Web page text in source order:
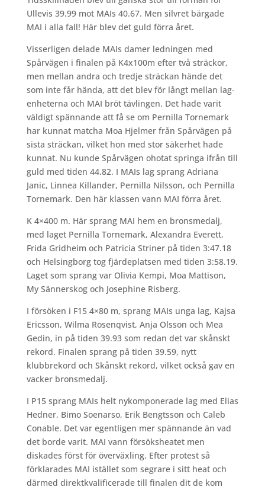
Ullevis 39.99 mot MAIs 40.67. Men silvret bärgade
MAI i alla fall! Här blev det guld förra året.
Visserligen delade MAIs damer ledningen med
Spårvägen i finalen på K4x100m efter två sträckor,
men mellan andra och tredje sträckan hände det
som inte får hända, att det blev för långt mellan lag-
enheterna och MAI bröt tävlingen. Det hade varit
väldigt spännande att få se om Pernilla Tornemark
har kunnat matcha Moa Hjelmer från Spårvägen på
sista sträckan, vilket hon med stor säkerhet hade
kunnat. Nu kunde Spårvägen ohotat springa ifrån till
guld med tiden 44.82. I MAIs lag sprang Adriana
Janic, Linnea Killander, Pernilla Nilsson, och Pernilla
Tornemark. Den här klassen vann MAI förra året.
K 4×400 m. Här sprang MAI hem en bronsmedalj,
med laget Pernilla Tornemark, Alexandra Everett,
Frida Gridheim och Patricia Striner på tiden 3:47.18
och Helsingborg tog fjärdeplatsen med tiden 3:58.19.
Laget som sprang var Olivia Kempi, Moa Mattison,
My Sännerskog och Josephine Risberg.
I försöken i F15 4×80 m, sprang MAIs unga lag, Kajsa
Ericsson, Wilma Rosenqvist, Anja Olsson och Mea
Gedin, in på tiden 39.93 som redan det var skånskt
rekord. Finalen sprang på tiden 39.59, nytt
klubbrekord och Skånskt rekord, vilket också gav en
vacker bronsmedalj.
I P15 sprang MAIs helt nykomponerade lag med Elias
Hedner, Bimo Soenarso, Erik Bengtsson och Caleb
Conable. Det var egentligen mer spännande än vad
det borde varit. MAI vann försöksheatet men
diskades först för överväxling. Efter protest så
förklarades MAI istället som segrare i sitt heat och
därmed direktkvalificerade till finalen dit de kom